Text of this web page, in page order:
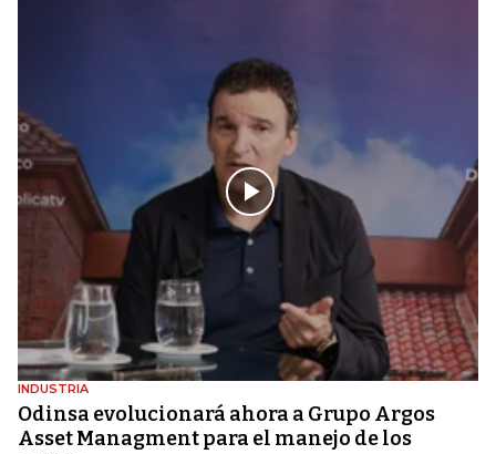
INDUSTRIA
Odinsa evolucionará ahora a Grupo Argos
Asset Managment para el manejo de los